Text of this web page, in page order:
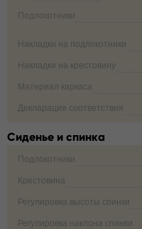
Подлокотники
Накладки на подлокотники
Накладки на крестовину
Материал каркаса
Декларация соответствия
Сиденье и спинка
Подлокотники
Крестовина
Регулировка высоты спинки
Регулировка наклона спинки